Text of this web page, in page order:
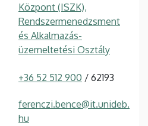
Központ (ISZK),
Rendszermenedzsment
és Alkalmazás-
üzemeltetési Osztály
+36 52 512 900 / 62193
ferenczi.bence@it.unideb.
hu